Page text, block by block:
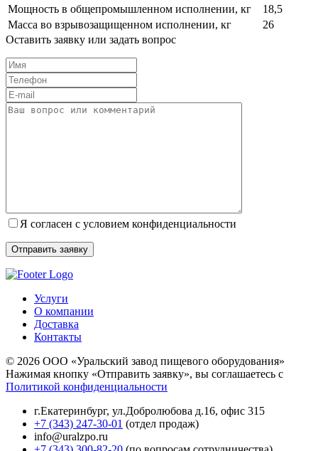
Мощность в общепромышленном исполнении, кг
18,5
Масса во взрывозащищенном исполнении, кг
26
Оставить заявку или задать вопрос
Я согласен с условием конфиденциальности
Услуги
О компании
Доставка
Контакты
© 2026 ООО «Уральский завод пищевого оборудования»
Нажимая кнопку «Отправить заявку», вы соглашаетесь с
Политикой конфиденциальности
г.Екатеринбург, ул.Добролюбова д.16, офис 315
+7 (343) 247-30-01 (отдел продаж)
info@uralzpo.ru